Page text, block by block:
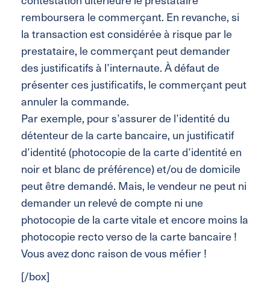
remboursera le commerçant. En revanche, si
la transaction est considérée à risque par le
prestataire, le commerçant peut demander
des justificatifs à l’internaute. À défaut de
présenter ces justificatifs, le commerçant peut
annuler la commande.
Par exemple, pour s’assurer de l’identité du
détenteur de la carte bancaire, un justificatif
d’identité (photocopie de la carte d’identité en
noir et blanc de préférence) et/ou de domicile
peut être demandé. Mais, le vendeur ne peut ni
demander un relevé de compte ni une
photocopie de la carte vitale et encore moins la
photocopie recto verso de la carte bancaire !
Vous avez donc raison de vous méfier !
[/box]